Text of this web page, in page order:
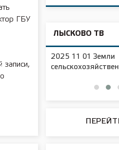
ГБУ
записи,
ЛЫСКОВО ТВ
назначения
2025